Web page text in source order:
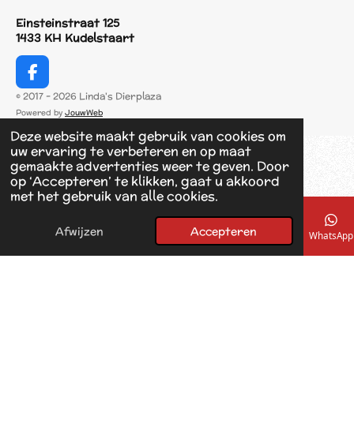
Deze website maakt gebruik van cookies om
uw ervaring te verbeteren en op maat
gemaakte advertenties weer te geven. Door
op ‘Accepteren’ te klikken, gaat u akkoord
met het gebruik van alle cookies.
Afwijzen Accepteren
Einsteinstraat 125
1433 KH Kudelstaart
F
a
c
e
b
o
o
k
© 2017 - 2026 Linda's Dierplaza
Powered by JouwWeb
E-mailadres Telefoonnummer Kaart Facebook WhatsApp